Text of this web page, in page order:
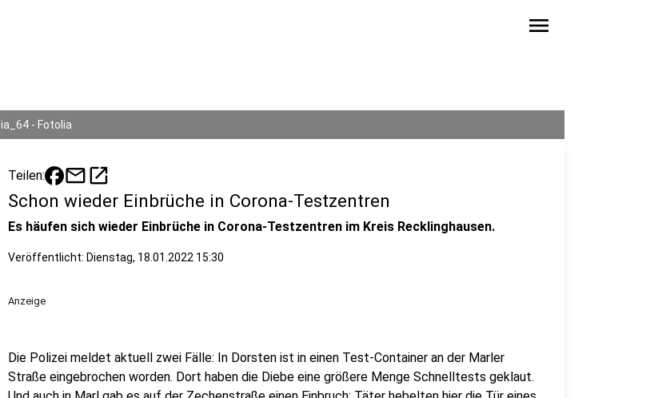
menu
ia_64 - Fotolia
Teilen: mailopen_in_new
Schon wieder Einbrüche in Corona-Testzentren
Es häufen sich wieder Einbrüche in Corona-Testzentren im Kreis Recklinghausen.
Veröffentlicht: Dienstag, 18.01.2022 15:30
Anzeige
Die Polizei meldet aktuell zwei Fälle: In Dorsten ist in einen Test-Container an der Marler
Straße eingebrochen worden. Dort haben die Diebe eine größere Menge Schnelltests geklaut.